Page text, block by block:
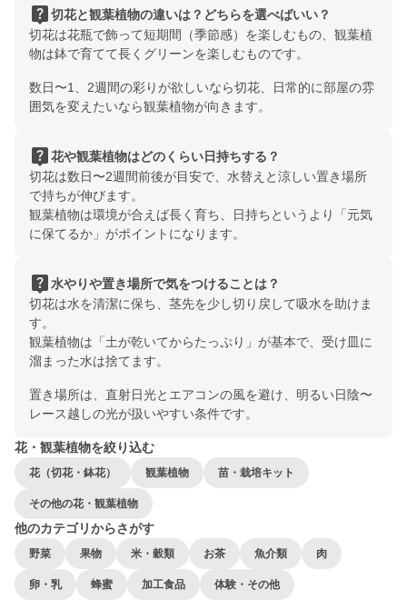
live_help切花と観葉植物の違いは？どちらを選べばいい？
切花は花瓶で飾って短期間（季節感）を楽しむもの、観葉植
物は鉢で育てて長くグリーンを楽しむものです。
数日〜1、2週間の彩りが欲しいなら切花、日常的に部屋の雰
囲気を変えたいなら観葉植物が向きます。
live_help花や観葉植物はどのくらい日持ちする？
切花は数日〜2週間前後が目安で、水替えと涼しい置き場所
で持ちが伸びます。
観葉植物は環境が合えば長く育ち、日持ちというより「元気
に保てるか」がポイントになります。
live_help水やりや置き場所で気をつけることは？
切花は水を清潔に保ち、茎先を少し切り戻して吸水を助けま
す。
観葉植物は「土が乾いてからたっぷり」が基本で、受け皿に
溜まった水は捨てます。
置き場所は、直射日光とエアコンの風を避け、明るい日陰〜
レース越しの光が扱いやすい条件です。
花・観葉植物を絞り込む
花（切花・鉢花） 観葉植物 苗・栽培キット
その他の花・観葉植物
他のカテゴリからさがす
野菜 果物 米・穀類 お茶 魚介類 肉
卵・乳 蜂蜜 加工食品 体験・その他